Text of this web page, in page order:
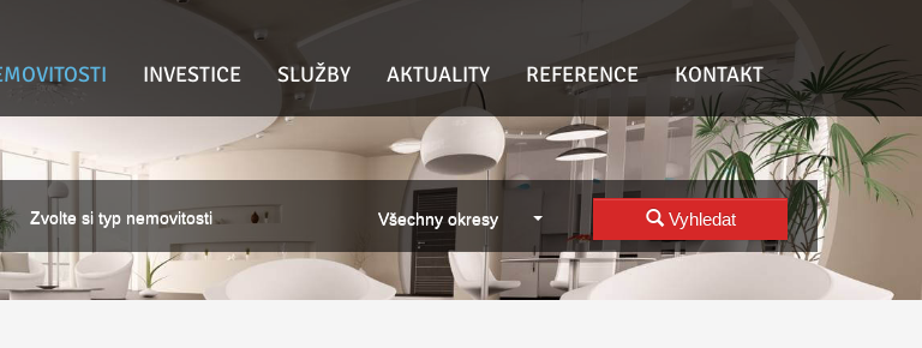
INVESTICE SLUŽBY AKTUALITY REFERENCE KONTAKT
Zvolte si typ nemovitosti Všechny okresy Vyhledat